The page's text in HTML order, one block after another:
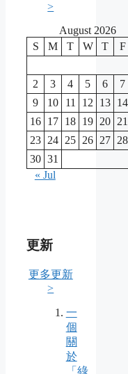
>
August 2026
S
M T W T F
2
3 4 5 6 7
9
10 11 12 13 14
16 17 18 19 20 21
23 24 25 26 27 28
30 31
« Jul
更新
更多更新
>
一
個
關
於
「綠